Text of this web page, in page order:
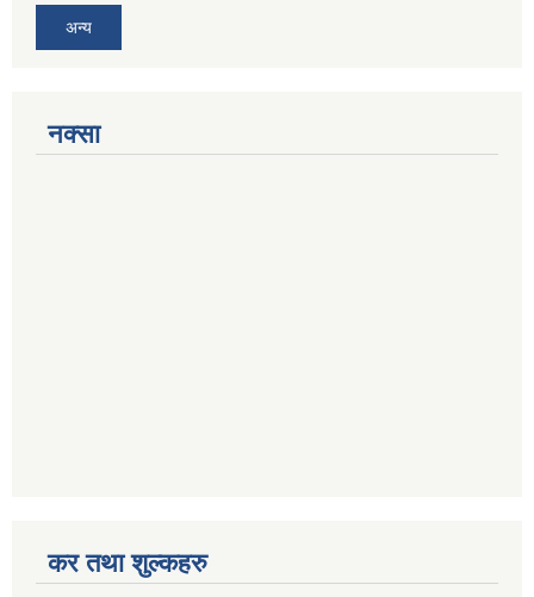
अन्य
नक्सा
कर तथा शुल्कहरु